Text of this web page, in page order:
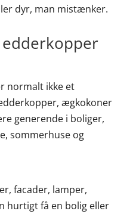
dyr, man mistænker.
normalt ikke et
ægkokoner
generende i boliger,
sommerhuse og
facader, lamper,
hurtigt få en bolig eller